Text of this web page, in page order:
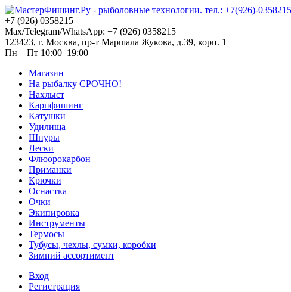
+7 (926) 0358215
Max/Telegram/WhatsApp: +7 (926) 0358215
123423, г. Москва, пр-т Маршала Жукова, д.39, корп. 1
Пн—Пт 10:00–19:00
Магазин
На рыбалку СРОЧНО!
Нахлыст
Карпфишинг
Катушки
Удилища
Шнуры
Лески
Флюорокарбон
Приманки
Крючки
Оснастка
Очки
Экипировка
Инструменты
Термосы
Тубусы, чехлы, сумки, коробки
Зимний ассортимент
Вход
Регистрация